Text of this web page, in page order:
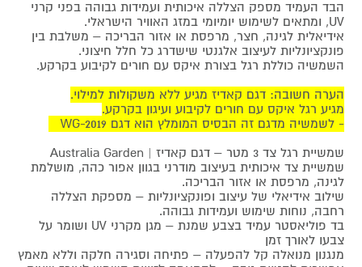
הבד העמיד מספק הצללה איכותית ועמידות גבוהה בפני קרני
UV, ומתאים לשימוש יומיומי במזג האוויר הישראלי.
אידיאלית לגינה, חצר, מרפסת או אזור הבריכה – משלבת בין
פונקציונליות לעיצוב אלגנטי שישדרג כל חלל חיצוני.
השמשיה כוללת רגל בצורת איקס עם חורים לקיבוע בקרקע.
הערה חשובה: דגם קאדיז מגיע ללא משקולות למילוי.
מגיע רגל איקס עם חורים לקיבוע ועיגון בקרקע.
- לשמשיה מדגם זה הבסיס המומלץ הוא דגם WG-2019
שמשיית רגל צד 3 מטר – דגם קאדיז | Australia Garden
שמשיית צד איכותית בעיצוב מודרני בגוון אפור כהה, מושלמת
לגינה, מרפסת או אזור הבריכה.
שילוב אידיאלי של עיצוב ופונקציונליות – מספקת הצללה
רחבה, נוחות שימוש ועמידות גבוהה.
בד פוליאסטר עמיד בצבע שמנת – מגן מקרני UV ושומר על
צבעו לאורך זמן
מנגנון מנואלה קל להפעלה – פתיחה וסגירה חלקה וללא מאמץ